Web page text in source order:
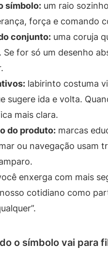
símbolo: um raio
força e comando
conjunto: uma coruja
Se for só um desenho
labirinto costuma
sugere ida e volta.
mais clara.
do produto: marcas
ou navegação usam
enxerga com mais
cotidiano como
o símbolo vai para